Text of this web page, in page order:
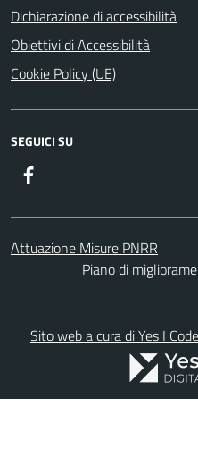
Dichiarazione di accessibilità
Obiettivi di Accessibilità
Cookie Policy (UE)
SEGUICI SU
Attuazione Misure PNRR
Piano di
Sito web a cura di Yes I Code